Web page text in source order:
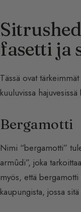
fasetti ja
Tässä ovat
kuuluvissa hajuvesissä
Bergamotti
Nimi “bergamotti”
armûdi”, joka
myös, että
kaupungista, jossa